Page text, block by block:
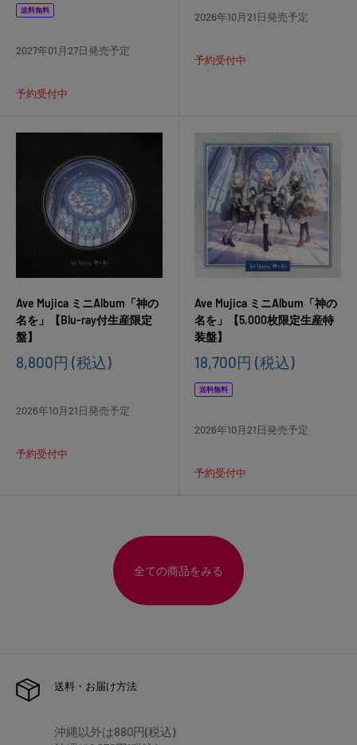
価
送料無料
2027年01月27日発売予定
予約受付中
2026年10月21日発売予定
予約受付中
Ave Mujica ミニAlbum「神の
名を」【Blu-ray付生産限定
盤】
販
格
8,800円 (税込)
2026年10月21日発売予定
予約受付中
Ave Mujica ミニAlbum「神の
名を」【5,000枚限定生産特
装盤】
販
価
18,700円 (税込)
送料無料
2026年10月21日発売予定
予約受付中
全ての商品をみる
送料・お届け方法
沖縄以外は880円(税込)